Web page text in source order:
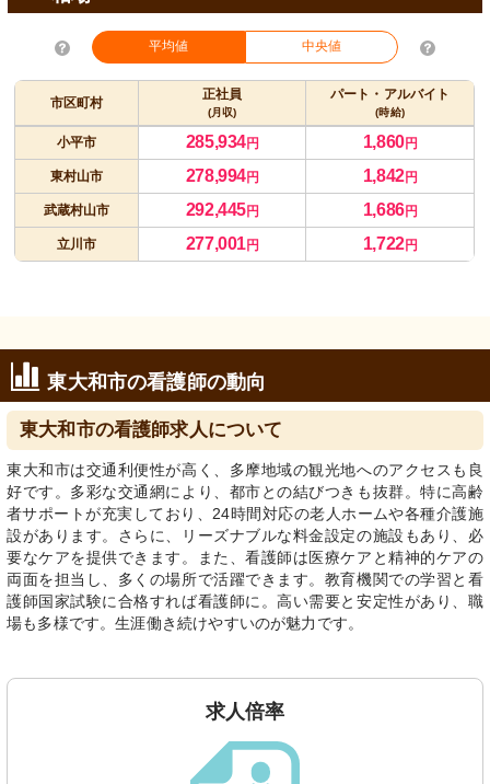
平均値 中央値
市区町村
正社員
(月収)
パート・アルバイト
(時給)
小平市 285,934円 1,860円
東村山市 278,994円 1,842円
武蔵村山市 292,445円 1,686円
立川市 277,001円 1,722円
東大和市の看護師の動向
東大和市の看護師求人について
東大和市は交通利便性が高く、多摩地域の観光地へのアクセスも良
好です。多彩な交通網により、都市との結びつきも抜群。特に高齢
者サポートが充実しており、24時間対応の老人ホームや各種介護施
設があります。さらに、リーズナブルな料金設定の施設もあり、必
要なケアを提供できます。また、看護師は医療ケアと精神的ケアの
両面を担当し、多くの場所で活躍できます。教育機関での学習と看
護師国家試験に合格すれば看護師に。高い需要と安定性があり、職
場も多様です。生涯働き続けやすいのが魅力です。
求人倍率